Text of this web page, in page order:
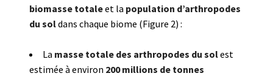
biomasse totaleet la population d’arthropodes
du soldans chaque biome (Figure 2) :
La masse totale des arthropodes du solest
estimée à environ 200 millions de tonnes